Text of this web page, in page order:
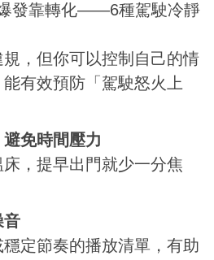
發靠轉化——6種駕駛冷靜
，但你可以控制自己的情
有效預防「駕駛怒火上
免時間壓力
，提早出門就少一分焦
音
定節奏的播放清單，有助